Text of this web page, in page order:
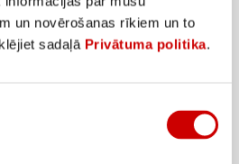
un novērošanas rīkiem un to
sadaļā Privātuma politika.